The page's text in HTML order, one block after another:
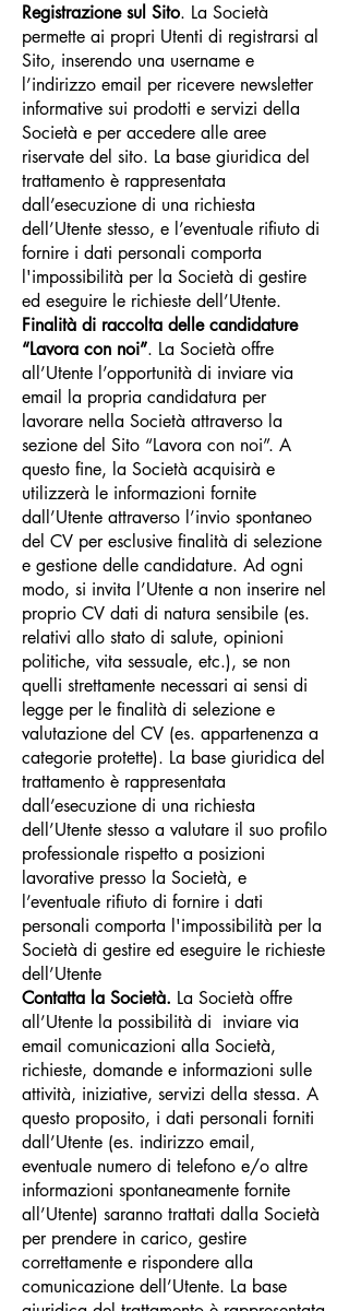
Registrazione sul Sito. La Società
permette ai propri Utenti di registrarsi al
Sito, inserendo una username e
l’indirizzo email per ricevere newsletter
informative sui prodotti e servizi della
Società e per accedere alle aree
riservate del sito. La base giuridica del
trattamento è rappresentata
dall’esecuzione di una richiesta
dell’Utente stesso, e l’eventuale rifiuto di
fornire i dati personali comporta
l'impossibilità per la Società di gestire
ed eseguire le richieste dell’Utente.
Finalità di raccolta delle candidature
“Lavora con noi”. La Società offre
all’Utente l’opportunità di inviare via
email la propria candidatura per
lavorare nella Società attraverso la
sezione del Sito “Lavora con noi”. A
questo fine, la Società acquisirà e
utilizzerà le informazioni fornite
dall’Utente attraverso l’invio spontaneo
del CV per esclusive finalità di selezione
e gestione delle candidature. Ad ogni
modo, si invita l’Utente a non inserire nel
proprio CV dati di natura sensibile (es.
relativi allo stato di salute, opinioni
politiche, vita sessuale, etc.), se non
quelli strettamente necessari ai sensi di
legge per le finalità di selezione e
valutazione del CV (es. appartenenza a
categorie protette). La base giuridica del
trattamento è rappresentata
dall’esecuzione di una richiesta
dell’Utente stesso a valutare il suo profilo
professionale rispetto a posizioni
lavorative presso la Società, e
l’eventuale rifiuto di fornire i dati
personali comporta l'impossibilità per la
Società di gestire ed eseguire le richieste
dell’Utente
Contatta la Società. La Società offre
all’Utente la possibilità di inviare via
email comunicazioni alla Società,
richieste, domande e informazioni sulle
attività, iniziative, servizi della stessa. A
questo proposito, i dati personali forniti
dall’Utente (es. indirizzo email,
eventuale numero di telefono e/o altre
informazioni spontaneamente fornite
all’Utente) saranno trattati dalla Società
per prendere in carico, gestire
correttamente e rispondere alla
comunicazione dell’Utente. La base